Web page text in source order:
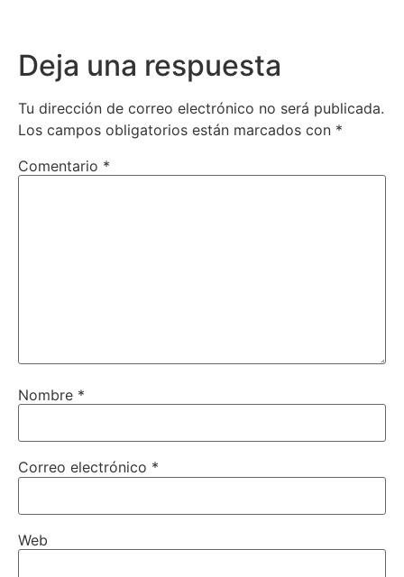
Deja una respuesta
Tu dirección de correo electrónico no será publicada.
Los campos obligatorios están marcados con *
Comentario *
Nombre *
Correo electrónico *
Web